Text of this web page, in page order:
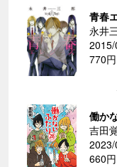
青春
永井
770円
働か
吉田
660円